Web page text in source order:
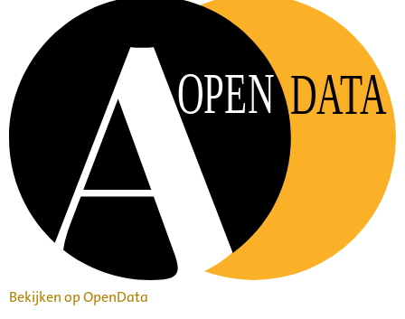
OPEN DATA
Bekijken op OpenData